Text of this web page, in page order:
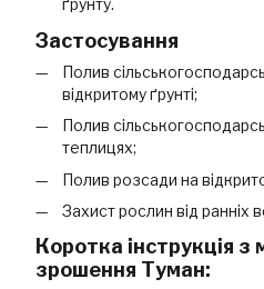
ґрунту.
Застосування
Полив
відкритому ґрунті;
Полив
теплицях;
Полив розсади на
Захист рослин від ранніх
Коротка інструкція
зрошення Туман: